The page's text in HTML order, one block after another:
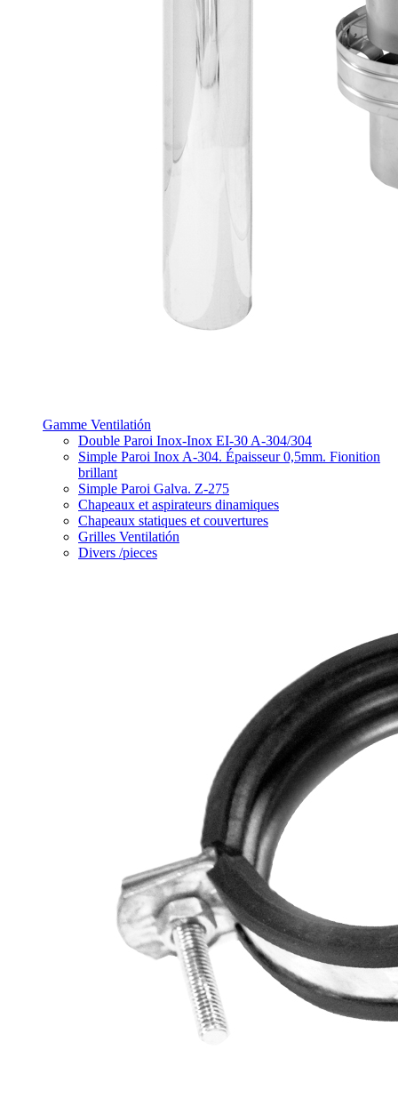
Gamme Ventilatión
Double Paroi Inox-Inox EI-30 A-304/304
Simple Paroi Inox A-304. Épaisseur 0,5mm. Fionition
brillant
Simple Paroi Galva. Z-275
Chapeaux et aspirateurs dinamiques
Chapeaux statiques et couvertures
Grilles Ventilatión
Divers /pieces